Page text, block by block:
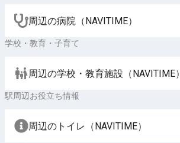
周辺の病院（NAVITIME）
学校・教育・子育て
周辺の学校・教育施設（NAVITIME）
駅周辺お役立ち情報
周辺のトイレ（NAVITIME）